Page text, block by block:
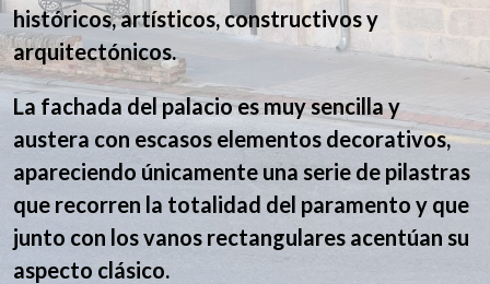
históricos, artísticos, constructivos y
arquitectónicos.
La fachada del palacio es muy sencilla y
austera con escasos elementos decorativos,
apareciendo únicamente una serie de pilastras
que recorren la totalidad del paramento y que
junto con los vanos rectangulares acentúan su
aspecto clásico.